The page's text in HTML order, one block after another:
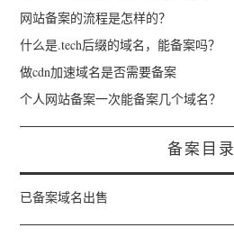
网站备案的流程是怎样的？
什么是.tech后缀的域名，能备案吗？
做cdn加速域名是否需要备案
个人网站备案一次能备案几个域名？
备案目录
已备案域名出售